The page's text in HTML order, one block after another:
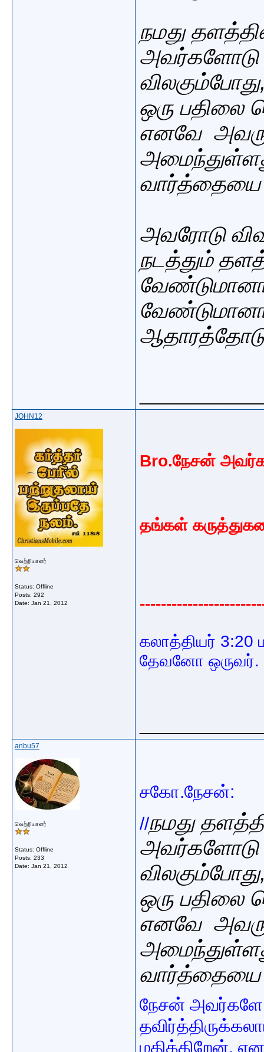
நமது
ஒரு பதிலை
எனவே
அவரோடு
நடத்தும்
JOHN12
வெற்றியாளர்
Status: Offline
Posts: 292
Date: Jan 21, 2012
Bro.நேசன்
தங்கள்
கலாத்தியர்
தேவனோ ஒருவர்.
anbu57
வெற்றியாளர்
Status: Offline
Posts: 233
Date: Jan 21, 2012
சகோ.நேசன்:
//நமது
ஒரு பதிலை
எனவே
நேசன்
மதிக்கிறேன்.